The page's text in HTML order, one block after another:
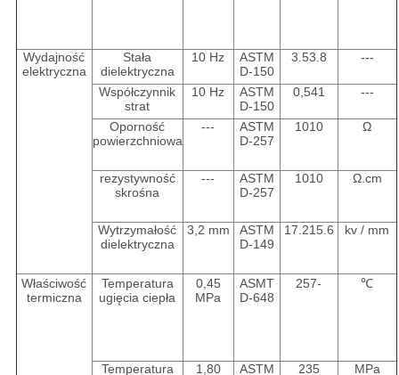
Wydajność
elektryczna
Stała
dielektryczna
10 Hz
ASTM
D-150
3.53.8 ---
Współczynnik
strat
10 Hz
ASTM
D-150
0,541 ---
Oporność
powierzchniowa
---
ASTM
D-257
1010 Ω
rezystywność
skrośna
---
ASTM
D-257
1010 Ω.cm
Wytrzymałość
dielektryczna
3,2 mm
ASTM
D-149
17.215.6 kv / mm
Właściwość
termiczna
Temperatura
ugięcia ciepła
0,45
MPa
ASMT
D-648
257- ℃
Temperatura
1,80
ASTM
235 MPa